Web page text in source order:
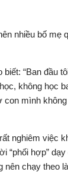
nhiều bố mẹ
“Ban đầu
không học
con mình
nghiêm việc
“phối hợp”
nên chạy theo